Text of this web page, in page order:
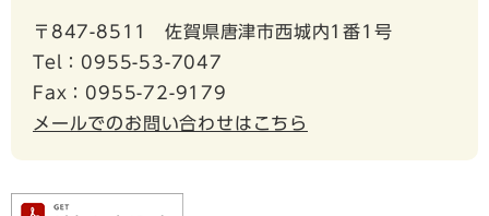
〒847-8511
佐賀県唐津市西城内1番1号
Tel：0955-53-7047
Fax：0955-72-9179
メールでのお問い合わせはこちら